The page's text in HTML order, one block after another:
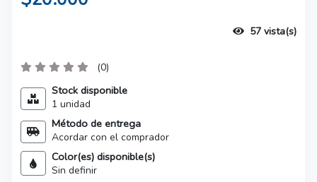
57 vista(s)
(0)
Stock disponible
1 unidad
Método de entrega
Acordar con el comprador
Color(es) disponible(s)
Sin definir